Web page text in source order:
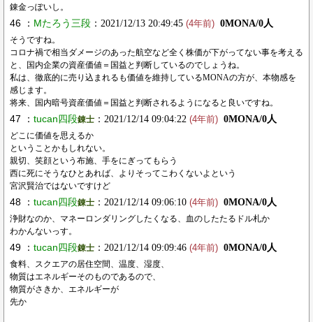
錬金っぽいし。
46 ： Mたろう三段 ：2021/12/13 20:49:45 (4年前) 0MONA/0人
そうですね。
コロナ禍で相当ダメージのあった航空など全く株価が下がってない事を考える
と、国内企業の資産価値＝国益と判断しているのでしょうね。
私は、徹底的に売り込まれるも価値を維持しているMONAの方が、本物感を
感じます。
将来、国内暗号資産価値＝国益と判断されるようになると良いですね。
47 ： tucan四段錬士 ：2021/12/14 09:04:22 (4年前) 0MONA/0人
どこに価値を思えるか
ということかもしれない。
親切、笑顔という布施、手をにぎってもらう
西に死にそうなひとあれば、よりそってこわくないよという
宮沢賢治ではないですけど
48 ： tucan四段錬士 ：2021/12/14 09:06:10 (4年前) 0MONA/0人
浄財なのか、マネーロンダリングしたくなる、血のしたたるドル札か
わかんないっす。
49 ： tucan四段錬士 ：2021/12/14 09:09:46 (4年前) 0MONA/0人
食料、スクエアの居住空間、温度、湿度、
物質はエネルギーそのものであるので、
物質がさきか、エネルギーが
先か